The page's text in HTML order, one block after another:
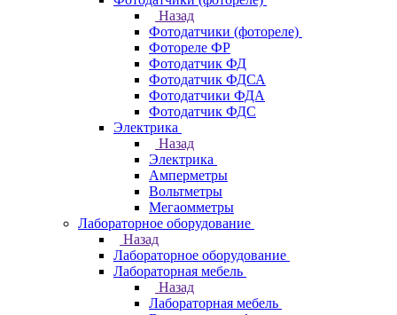
Назад
Фотодатчики (фотореле)
Фотореле ФР
Фотодатчик ФД
Фотодатчик ФДСА
Фотодатчики ФДА
Фотодатчик ФДС
Электрика
Назад
Электрика
Амперметры
Вольтметры
Мегаомметры
Лабораторное оборудование
Назад
Лабораторное оборудование
Лабораторная мебель
Назад
Лабораторная мебель